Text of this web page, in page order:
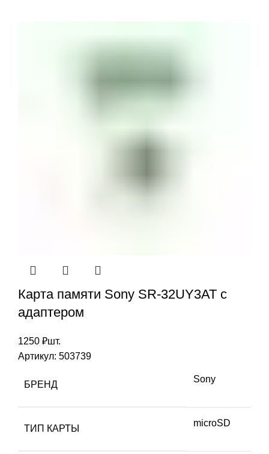
Карта памяти Sony SR-32UY3AT с
адаптером
1250 ₽шт.
Артикул: 503739
БРЕНД
Sony
ТИП КАРТЫ
microSD